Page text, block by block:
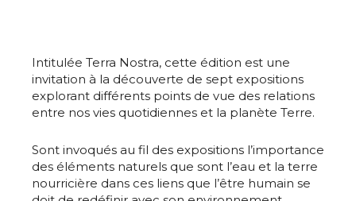
Intitulée Terra Nostra, cette édition est une
invitation à la découverte de sept expositions
explorant différents points de vue des relations
entre nos vies quotidiennes et la planète Terre.
Sont invoqués au fil des expositions l’importance
des éléments naturels que sont l’eau et la terre
nourricière dans ces liens que l’être humain se